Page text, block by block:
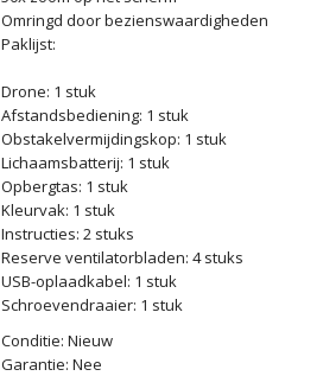
Omringd door bezienswaardigheden
Paklijst:
Drone: 1 stuk
Afstandsbediening: 1 stuk
Obstakelvermijdingskop: 1 stuk
Lichaamsbatterij: 1 stuk
Opbergtas: 1 stuk
Kleurvak: 1 stuk
Instructies: 2 stuks
Reserve ventilatorbladen: 4 stuks
USB-oplaadkabel: 1 stuk
Schroevendraaier: 1 stuk
Conditie: Nieuw
Garantie: Nee